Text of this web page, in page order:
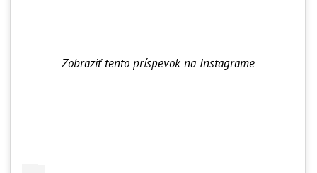
Zobraziť tento príspevok na Instagrame